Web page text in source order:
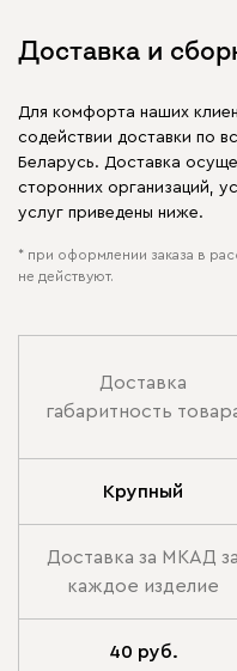
Доставка и
Для комфорта наших
содействии доставки по
Беларусь. Доставка
сторонних организаций,
услуг приведены ниже.
* при оформлении заказа в
не действуют.
Доставка
габаритность
Крупный
Доставка за МКАД за
каждое изделие
40 руб.